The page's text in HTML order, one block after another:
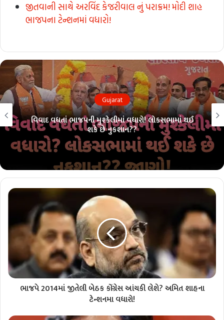
જીતવાની સાથે અરવિંદ કેજરીવાલ નું પરાક્રમ! મોદી શાહ
ભાજપના ટેન્શનમાં વધારો!
Gujarat
વિવાદ વધતાં ભાજપની મુશ્કેલીમાં વધારો! લોકસભામાં થઈ
શકે છે નુકશાન??
ભાજપે 2014માં જીતેલી બેઠક કોંગ્રેસ આંચકી લેશે? અમિત શાહના
ટેન્શનમા વધારો!